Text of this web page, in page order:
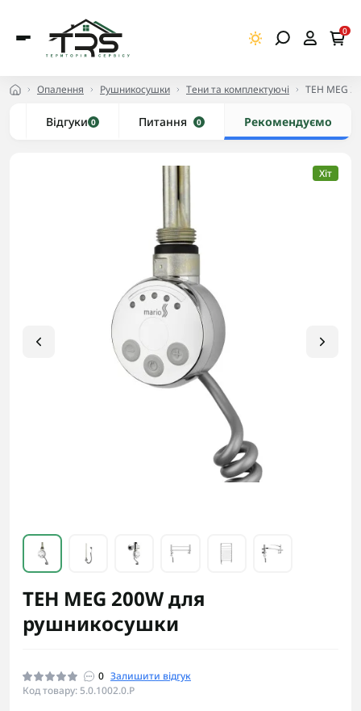
0
Опалення Рушникосушки Тени та комплектуючі ТЕН MEG
Відгуки 0 Питання 0 Рекомендуємо
Хіт
ТЕН MEG 200W для
рушникосушки
0 Залишити відгук
Код товару: 5.0.1002.0.P